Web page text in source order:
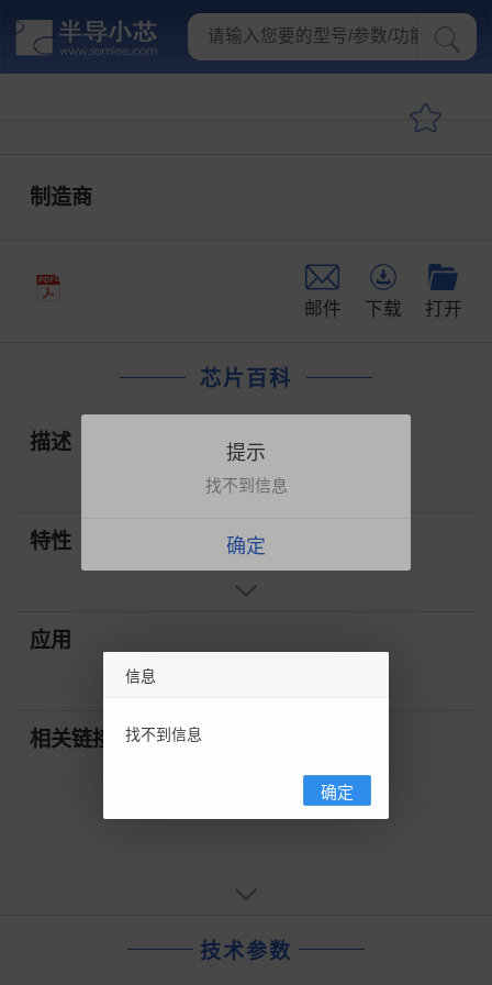
制造商
邮件 下载 打开
芯片百科
描述
特性
应用
相关链接
技术参数
信息
找不到信息
确定
提示
找不到信息
确定